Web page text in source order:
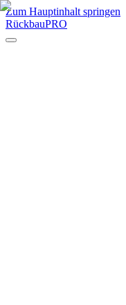
Zum Hauptinhalt springen
RückbauPRO